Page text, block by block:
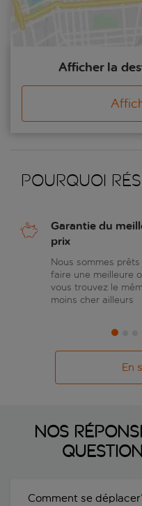
Afficher la
Pourquoi
Garantie du
prix
Nous sommes prêts
faire une meilleure
vous trouvez le
moins cher ailleurs
En
Nos
Comment se